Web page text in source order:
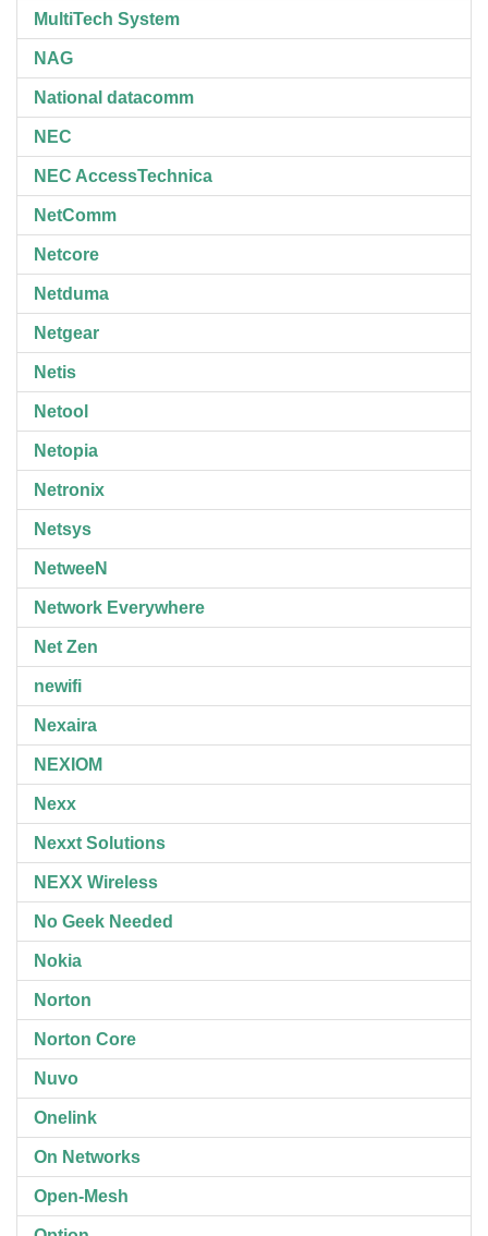
MultiTech System
NAG
National datacomm
NEC
NEC AccessTechnica
NetComm
Netcore
Netduma
Netgear
Netis
Netool
Netopia
Netronix
Netsys
NetweeN
Network Everywhere
Net Zen
newifi
Nexaira
NEXIOM
Nexx
Nexxt Solutions
NEXX Wireless
No Geek Needed
Nokia
Norton
Norton Core
Nuvo
Onelink
On Networks
Open-Mesh